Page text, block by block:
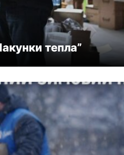
тепла”